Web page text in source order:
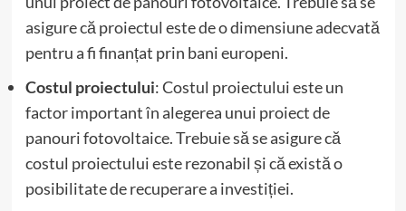
asigure că proiectul este de o dimensiune adecvată
pentru a fi finanțat prin bani europeni.
Costul proiectului: Costul proiectului este un
factor important în alegerea unui proiect de
panouri fotovoltaice. Trebuie să se asigure că
costul proiectului este rezonabil și că există o
posibilitate de recuperare a investiției.